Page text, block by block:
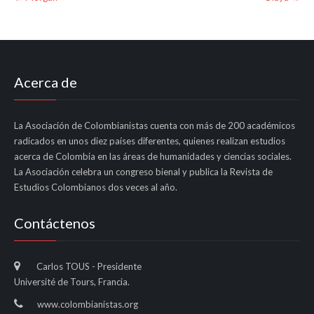
navigation
Acerca de
La Asociación de Colombianistas cuenta con más de 200 académicos
radicados en unos diez países diferentes, quienes realizan estudios
acerca de Colombia en las áreas de humanidades y ciencias sociales.
La Asociación celebra un congreso bienal y publica la Revista de
Estudios Colombianos dos veces al año.
Contáctenos
Carlos TOUS - Presidente
Université de Tours, Francia.
www.colombianistas.org